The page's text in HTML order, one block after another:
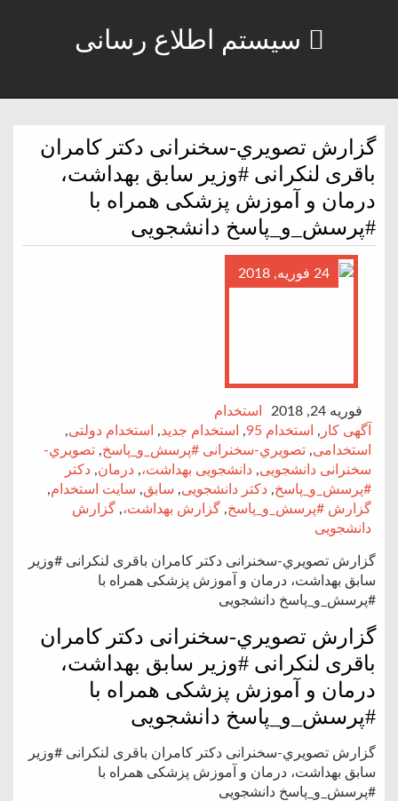
سیستم اطلاع رسانی
گزارش تصويري-سخنرانی دکتر کامران
باقری لنکرانی #وزیر سابق بهداشت،
درمان و آموزش پزشکی همراه با
#پرسش_و_پاسخ دانشجویی
24 فوریه, 2018
فوریه 24, 2018
استخدام
آگهی کار , استخدام 95 , استخدام جدید, استخدام دولتی,
استخدامی, تصويري-سخنرانی #پرسش_و_پاسخ, تصويري-
سخنرانی دانشجویی, دانشجویی بهداشت،, درمان, دکتر
#پرسش_و_پاسخ, دکتر دانشجویی, سابق, سایت استخدام,
گزارش #پرسش_و_پاسخ, گزارش بهداشت،, گزارش
دانشجویی
گزارش تصويري-سخنرانی دکتر کامران باقری لنکرانی #وزیر
سابق بهداشت، درمان و آموزش پزشکی همراه با
#پرسش_و_پاسخ دانشجویی
گزارش تصويري-سخنرانی دکتر کامران
باقری لنکرانی #وزیر سابق بهداشت،
درمان و آموزش پزشکی همراه با
#پرسش_و_پاسخ دانشجویی
گزارش تصويري-سخنرانی دکتر کامران باقری لنکرانی #وزیر
سابق بهداشت، درمان و آموزش پزشکی همراه با
#پرسش_و_پاسخ دانشجویی